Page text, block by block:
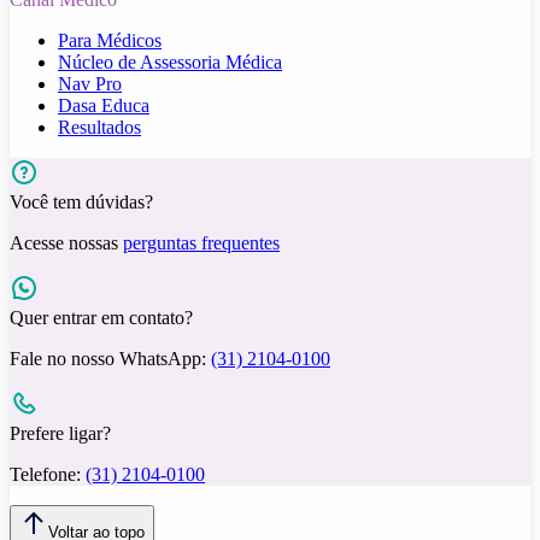
Para Médicos
Núcleo de Assessoria Médica
Nav Pro
Dasa Educa
Resultados
Você tem dúvidas?
Acesse nossas perguntas frequentes
Quer entrar em contato?
Fale no nosso WhatsApp: (31) 2104-0100
Prefere ligar?
Telefone: (31) 2104-0100
Voltar ao topo